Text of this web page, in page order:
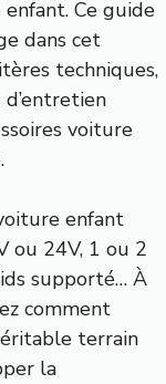
Ce guide
dans cet
techniques,
voiture
enfant
ou 24V, 1 ou 2
supporté… À
comment
terrain
la